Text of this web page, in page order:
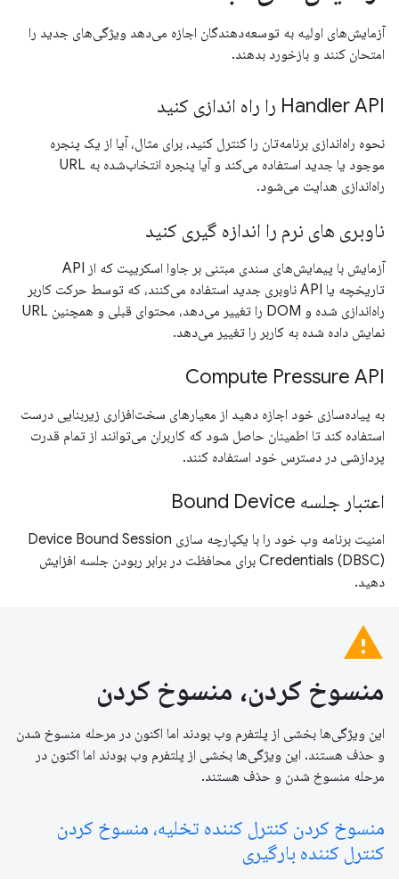
آزمایش‌های اولیه به توسعه‌دهندگان اجازه می‌دهد ویژگی‌های جدید را
امتحان کنند و بازخورد بدهند.
Handler API را راه اندازی کنید
نحوه راه‌اندازی برنامه‌تان را کنترل کنید، برای مثال، آیا از یک پنجره
موجود یا جدید استفاده می‌کند و آیا پنجره انتخاب‌شده به URL
راه‌اندازی هدایت می‌شود.
ناوبری های نرم را اندازه گیری کنید
آزمایش با پیمایش‌های سندی مبتنی بر جاوا اسکریپت که از API
تاریخچه یا API ناوبری جدید استفاده می‌کنند، که توسط حرکت کاربر
راه‌اندازی شده و DOM را تغییر می‌دهد، محتوای قبلی و همچنین URL
نمایش داده شده به کاربر را تغییر می‌دهد.
Compute Pressure API
به پیاده‌سازی خود اجازه دهید از معیارهای سخت‌افزاری زیربنایی درست
استفاده کند تا اطمینان حاصل شود که کاربران می‌توانند از تمام قدرت
پردازشی در دسترس خود استفاده کنند.
اعتبار جلسه Bound Device
امنیت برنامه وب خود را با یکپارچه سازی Device Bound Session
Credentials (DBSC) برای محافظت در برابر ربودن جلسه افزایش
دهید.
warning
منسوخ کردن، منسوخ کردن
این ویژگی‌ها بخشی از پلتفرم وب بودند اما اکنون در مرحله منسوخ شدن
و حذف هستند. این ویژگی‌ها بخشی از پلتفرم وب بودند اما اکنون در
مرحله منسوخ شدن و حذف هستند.
منسوخ کردن کنترل کننده تخلیه، منسوخ کردن
کنترل کننده بارگیری